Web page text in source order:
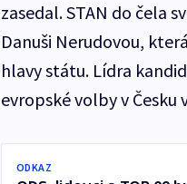
zasedal. STAN do čela
Danuši Nerudovou,
hlavy státu. Lídra
evropské volby v Česku
ODKAZ